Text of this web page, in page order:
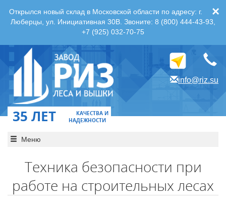
×
Открылся новый склад в Московской области по адресу: г.
Люберцы, ул. Инициативная 30В. Звоните: 8 (800) 444-43-93,
+7 (925) 032-70-75
info@riz.su
35 ЛЕТ
КАЧЕСТВА И
НАДЕЖНОСТИ
Меню
Техника безопасности при
работе на строительных лесах